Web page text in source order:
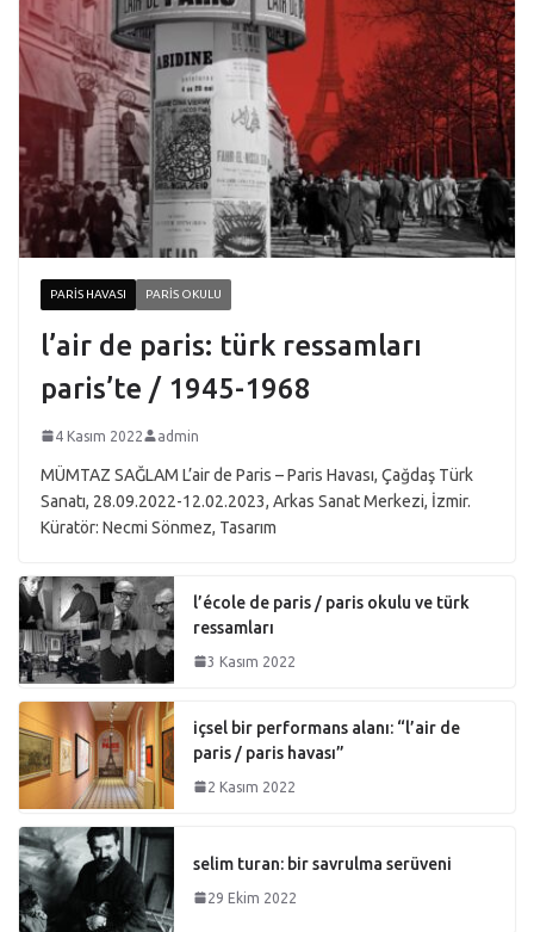
PARIS HAVASI PARIS OKULU
l’air de paris: türk ressamları
paris’te / 1945-1968
4 Kasım 2022 admin
MÜMTAZ SAĞLAM L’air de Paris – Paris Havası, Çağdaş Türk
Sanatı, 28.09.2022-12.02.2023, Arkas Sanat Merkezi, İzmir.
Küratör: Necmi Sönmez, Tasarım
l’école de paris / paris okulu ve türk
ressamları
3 Kasım 2022
içsel bir performans alanı: “l’air de
paris / paris havası”
2 Kasım 2022
selim turan: bir savrulma serüveni
29 Ekim 2022